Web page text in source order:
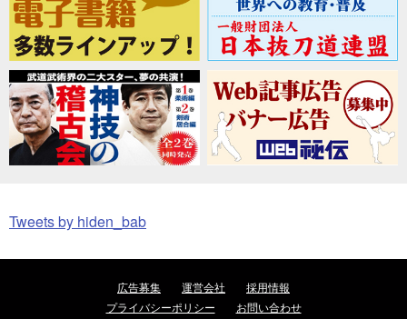
Tweets by hiden_bab
広告募集 運営会社
採用情報
プライバシーポリシー
お問い合わせ